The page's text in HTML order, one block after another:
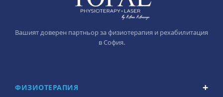
Вашият доверен партньор за физиотерапия и рехабилитация
в София.
ФИЗИОТЕРАПИЯ